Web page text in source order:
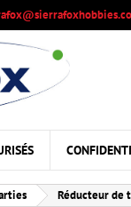
Réducteur de